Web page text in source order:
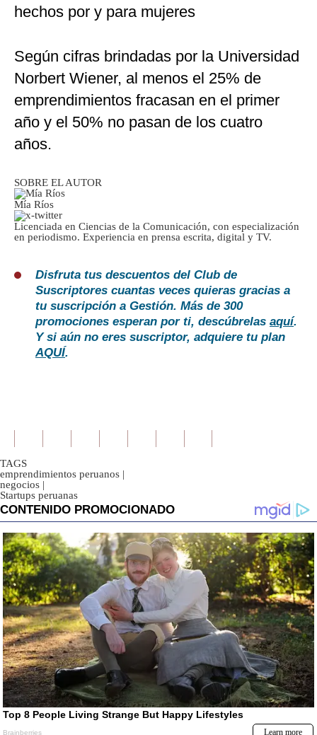
hechos por y para mujeres
Según cifras brindadas por la Universidad
Norbert Wiener, al menos el 25% de
emprendimientos fracasan en el primer
año y el 50% no pasan de los cuatro
años.
SOBRE EL AUTOR
Mía Ríos
Licenciada en Ciencias de la Comunicación, con especialización
en periodismo. Experiencia en prensa escrita, digital y TV.
Disfruta tus descuentos del Club de
Suscriptores cuantas veces quieras gracias a
tu suscripción a Gestión. Más de 300
promociones esperan por ti, descúbrelas aquí.
Y si aún no eres suscriptor, adquiere tu plan
AQUÍ.
TAGS
emprendimientos peruanos |
negocios |
Startups peruanas